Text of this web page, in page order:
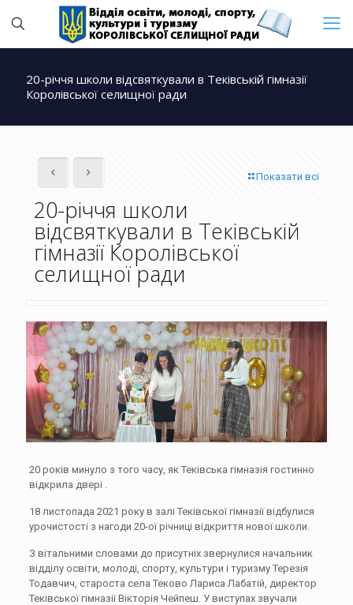
20-річчя школи відсвяткували в Теківській гімназії
Королівської селищної ради
Показати всі
20-річчя школи
відсвяткували в Теківській
гімназії Королівської
селищної ради
20 років минуло з того часу, як Теківська гімназія гостинно
відкрила двері .
18 листопада 2021 року в залі Теківської гімназії відбулися
урочистості з нагоди 20-ої річниці відкриття нової школи.
З вітальними словами до присутніх звернулися начальник
відділу освіти, молоді, спорту, культури і туризму Терезія
Тодавчич, староста села Теково Лариса Лабатій, директор
Теківської гімназії Вікторія Чейпеш. У виступах звучали